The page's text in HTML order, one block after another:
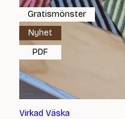
Virkad Väska
Gratismönster
Nyhet
PDF